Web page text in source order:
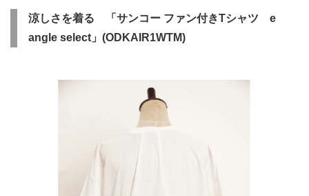
涼しさを着る 「サンコー ファン付きTシャツ e
angle select」(ODKAIR1WTM)